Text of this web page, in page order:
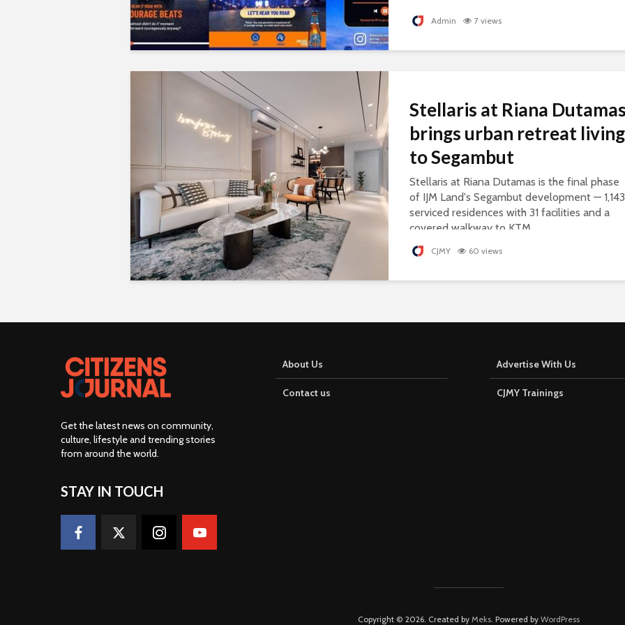
courage.
Admin 7 views
Stellaris at Riana
brings urban retreat living
to Segambut
Stellaris at Riana Dutamas is the final phase
of IJM Land's Segambut development — 1,143
serviced residences with 31 facilities and a
covered walkway to KTM.
CJMY 60 views
Get the latest news on community,
culture, lifestyle and trending stories
from around the world.
STAY IN TOUCH
About Us
Contact us
Advertise With Us
CJMY Trainings
Copyright © 2026. Created by Meks. Powered by WordPress